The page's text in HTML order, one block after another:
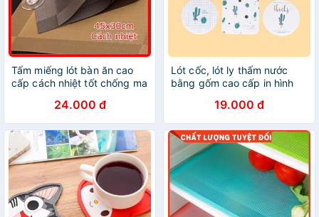
Tấm miếng lót bàn ăn cao
cấp cách nhiệt tốt chống ma
nhật không thấm nước màu
nâu đen
24.000 đ
Lót cốc, lót ly thấm nước
bằng gốm cao cấp in hình
sinh chống nấm mốc, nhiều
màu lựa chọn
19.000 đ